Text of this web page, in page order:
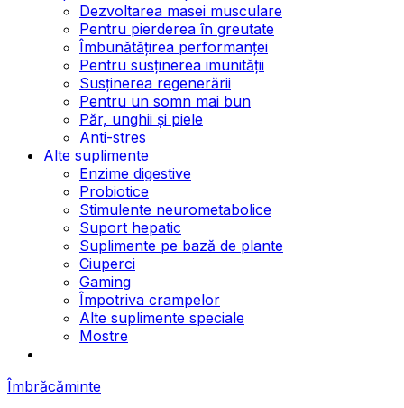
Dezvoltarea masei musculare
Pentru pierderea în greutate
Îmbunătățirea performanței
Pentru susținerea imunității
Susținerea regenerării
Pentru un somn mai bun
Păr, unghii și piele
Anti-stres
Alte suplimente
Enzime digestive
Probiotice
Stimulente neurometabolice
Suport hepatic
Suplimente pe bază de plante
Ciuperci
Gaming
Împotriva crampelor
Alte suplimente speciale
Mostre
Îmbrăcăminte